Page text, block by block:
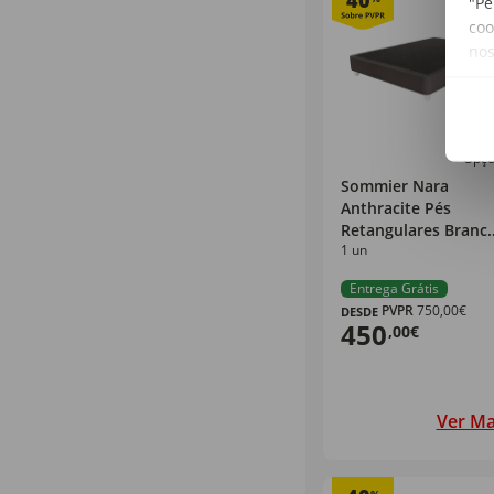
+
Sommier Nara
Anthracite Pés
Retangulares
Dreamura
1 un
Entrega Grátis
DESDE PVPR750,00€
450,00€
Ver